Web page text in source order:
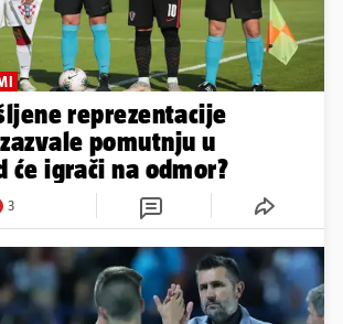
reprezentacije
pomutnju u
će igrači na odmor?
3